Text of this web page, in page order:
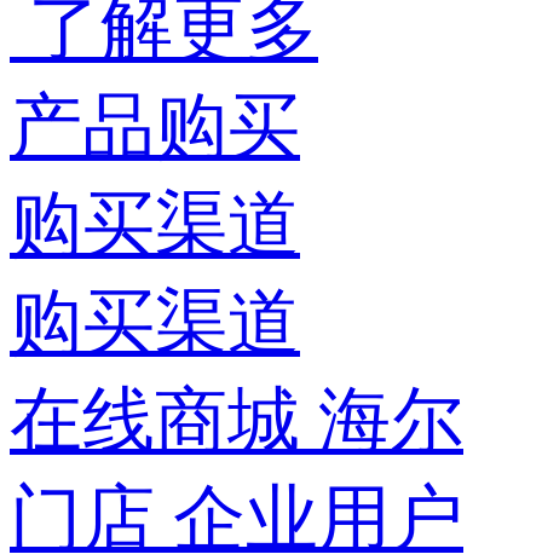
了解更多
产品购买
购买渠道
购买渠道
在线商城 海尔
门店 企业用户